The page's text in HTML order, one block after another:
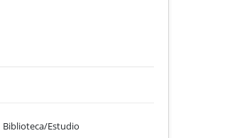
Biblioteca/Estudio